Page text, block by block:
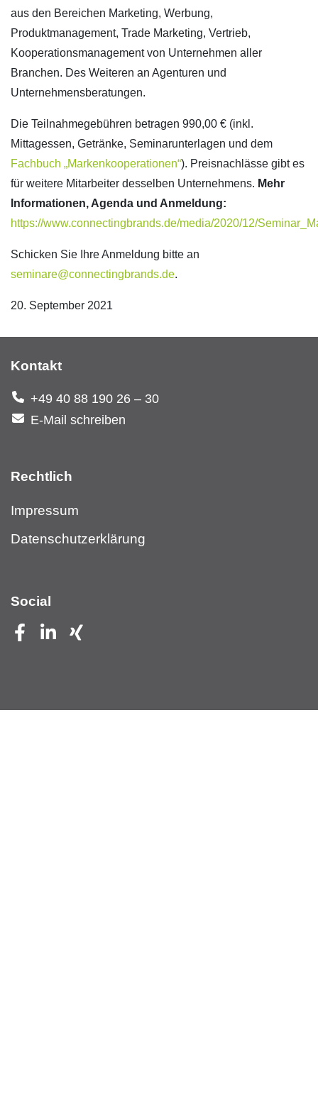
aus den Bereichen Marketing, Werbung,
Produktmanagement, Trade Marketing, Vertrieb,
Kooperationsmanagement von Unternehmen aller
Branchen. Des Weiteren an Agenturen und
Unternehmensberatungen.
Die Teilnahmegebühren betragen 990,00 € (inkl.
Mittagessen, Getränke, Seminarunterlagen und dem
Fachbuch „Markenkooperationen“). Preisnachlässe gibt es
für weitere Mitarbeiter desselben Unternehmens. Mehr
Informationen, Agenda und Anmeldung:
https://www.connectingbrands.de/media/2020/12/
Schicken Sie Ihre Anmeldung bitte an
seminare@connectingbrands.de.
20. September 2021
Kontakt
+49 40 88 190 26 – 30
E-Mail schreiben
Rechtlich
Impressum
Datenschutzerklärung
Social